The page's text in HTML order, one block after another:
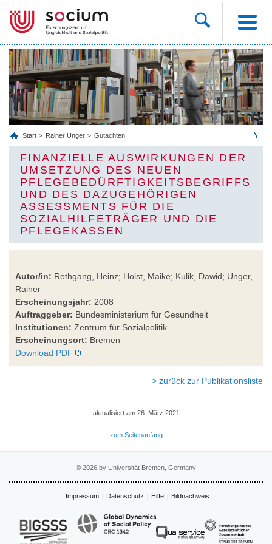
Start Rainer Unger Gutachten
FINANZIELLE AUSWIRKUNGEN DER
UMSETZUNG DES NEUEN
PFLEGEBEDÜRFTIGKEITSBEGRIFFS
UND DES DAZUGEHÖRIGEN
ASSESSMENTS FÜR DIE
SOZIALHILFETRÄGER UND DIE
PFLEGEKASSEN
Autor/in: Rothgang, Heinz; Holst, Maike; Kulik, Dawid; Unger,
Rainer
Erscheinungsjahr: 2008
Auftraggeber: Bundesministerium für Gesundheit
Institutionen: Zentrum für Sozialpolitik
Erscheinungsort: Bremen
Download PDF
> zurück zur Publikationsliste
aktualisiert am 26. März 2021
zum Seitenanfang
© 2026 by Universität Bremen, Germany
Impressum Datenschutz Hilfe Bildnachweis